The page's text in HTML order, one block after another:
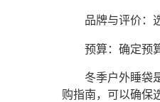
品牌与评价：
预算：确定预
冬季户外睡袋
购指南，可以确保